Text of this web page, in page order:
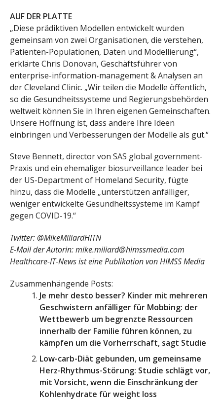
AUF DER PLATTE
„Diese prädiktiven Modellen entwickelt wurden
gemeinsam von zwei Organisationen, die verstehen,
Patienten-Populationen, Daten und Modellierung“,
erklärte Chris Donovan, Geschäftsführer von
enterprise-information-management & Analysen an
der Cleveland Clinic. „Wir teilen die Modelle öffentlich,
so die Gesundheitssysteme und Regierungsbehörden
weltweit können Sie in Ihren eigenen Gemeinschaften.
Unsere Hoffnung ist, dass andere Ihre Ideen
einbringen und Verbesserungen der Modelle als gut.“
Steve Bennett, director von SAS global government-
Praxis und ein ehemaliger biosurveillance leader bei
der US-Department of Homeland Security, fügte
hinzu, dass die Modelle „unterstützen anfälliger,
weniger entwickelte Gesundheitssysteme im Kampf
gegen COVID-19.“
Twitter: @MikeMiliardHITN
E-Mail der Autorin:mike.miliard@himssmedia.com
Healthcare-IT-News ist eine Publikation von HIMSS Media
Zusammenhängende Posts:
Je mehr desto besser? Kinder mit mehreren
Geschwistern anfälliger für Mobbing: der
Wettbewerb um begrenzte Ressourcen
innerhalb der Familie führen können, zu
kämpfen um die Vorherrschaft, sagt Studie
Low-carb-Diät gebunden, um gemeinsame
Herz-Rhythmus-Störung: Studie schlägt vor,
mit Vorsicht, wenn die Einschränkung der
Kohlenhydrate für weight loss